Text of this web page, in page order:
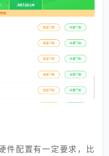
件配置有一定要求，比